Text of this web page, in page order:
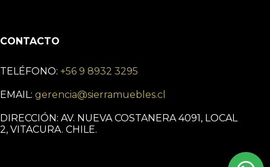
CONTACTO
TELÉFONO: +56 9 8932 3295
EMAIL: gerencia@sierramuebles.cl
DIRECCIÓN: AV. NUEVA COSTANERA 4091, LOCAL
2, VITACURA. CHILE.